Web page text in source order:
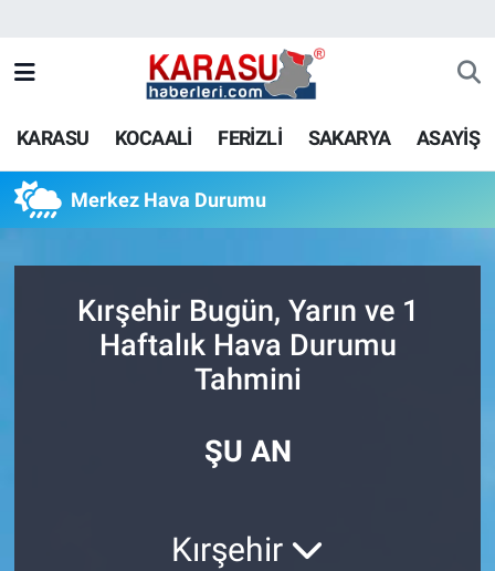
KARASU KOCAALİ FERİZLİ SAKARYA ASAYİŞ
Merkez Hava Durumu
Kırşehir Bugün, Yarın ve 1
Haftalık Hava Durumu
Tahmini
ŞU AN
Kırşehir